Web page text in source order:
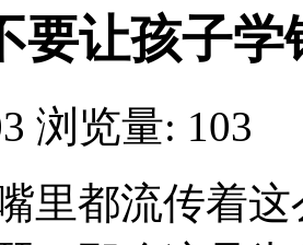
要让孩子学
浏览量: 103
里都流传着